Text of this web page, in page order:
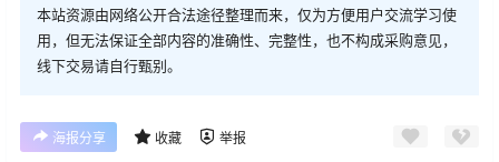
本站资源由网络公开合法途径整理而来，仅为方便用户交流学习使
用，但无法保证全部内容的准确性、完整性，也不构成采购意见，
线下交易请自行甄别。
海报分享 收藏 举报